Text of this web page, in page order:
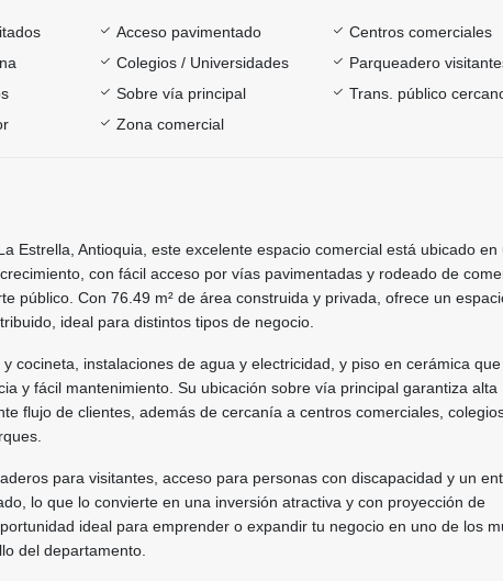
Acceso pavimentado
Centros comerciales
Colegios / Universidades
Parqueadero
Sobre vía principal
Trans. público
Zona comercial
Estrella, Antioquia, este excelente espacio comercial está ubicado en
con fácil acceso por vías pavimentadas y rodeado de
público. Con 76.49 m² de área construida y privada, ofrece un
ideal para distintos tipos de negocio.
cocineta, instalaciones de agua y electricidad, y piso en cerámica
y fácil mantenimiento. Su ubicación sobre vía principal garantiza alta
flujo de clientes, además de cercanía a centros comerciales,
para visitantes, acceso para personas con discapacidad y un
lo que lo convierte en una inversión atractiva y con proyección de
ideal para emprender o expandir tu negocio en uno de los
del departamento.